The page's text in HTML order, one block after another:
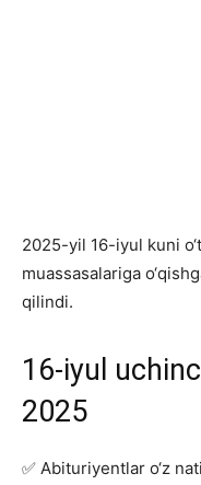
2025-yil 16-iyul kuni
muassasalariga
qilindi.
16-iyul
2025
✅ Abituriyentlar o‘z